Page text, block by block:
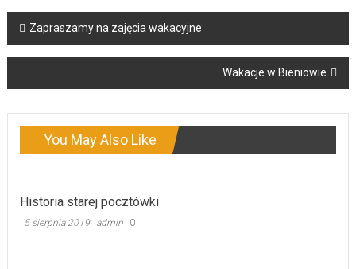
Post
navigation
Zapraszamy na zajęcia wakacyjne
Wakacje w Bieniowie
You May Also Like
Historia starej pocztówki
5 sierpnia 2019 admin 0